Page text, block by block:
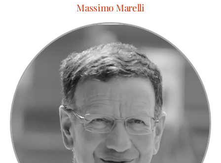
Massimo Marelli